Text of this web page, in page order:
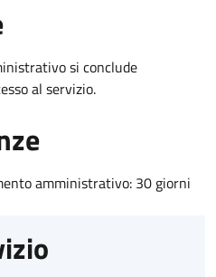
si conclude
al servizio.
amministrativo: 30 giorni